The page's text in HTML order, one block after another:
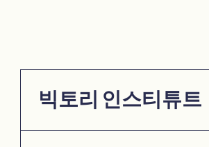
빅토리 인스티튜트